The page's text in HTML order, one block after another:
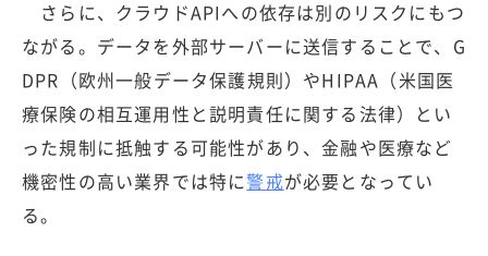
さらに、クラウドAPIへの依存は別のリスクにもつ
ながる。データを外部サーバーに送信することで、G
DPR（欧州一般データ保護規則）やHIPAA（米国医
療保険の相互運用性と説明責任に関する法律）とい
った規制に抵触する可能性があり、金融や医療など
機密性の高い業界では特に警戒が必要となってい
る。